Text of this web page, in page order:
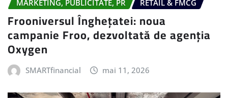
MARKETING, PUBLICITATE, PR RETAIL & FMCG
Frooniversul Înghețatei: noua
campanie Froo, dezvoltată de agenția
Oxygen
SMARTfinancial mai 11, 2026